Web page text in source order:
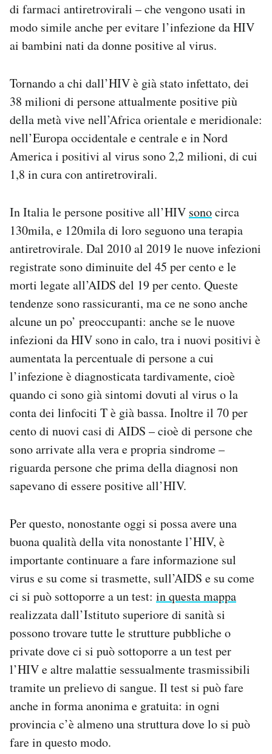
di farmaci antiretrovirali – che vengono usati in
modo simile anche per evitare l’infezione da HIV
ai bambini nati da donne positive al virus.
Tornando a chi dall’HIV è già stato infettato, dei
38 milioni di persone attualmente positive più
della metà vive nell’Africa orientale e meridionale:
nell’Europa occidentale e centrale e in Nord
America i positivi al virus sono 2,2 milioni, di cui
1,8 in cura con antiretrovirali.
In Italia le persone positive all’HIV sonocirca
130mila, e 120mila di loro seguono una terapia
antiretrovirale. Dal 2010 al 2019 le nuove infezioni
registrate sono diminuite del 45 per cento e le
morti legate all’AIDS del 19 per cento. Queste
tendenze sono rassicuranti, ma ce ne sono anche
alcune un po’ preoccupanti: anche se le nuove
infezioni da HIV sono in calo, tra i nuovi positivi è
aumentata la percentuale di persone a cui
l’infezione è diagnosticata tardivamente, cioè
quando ci sono già sintomi dovuti al virus o la
conta dei linfociti T è già bassa. Inoltre il 70 per
cento di nuovi casi di AIDS – cioè di persone che
sono arrivate alla vera e propria sindrome –
riguarda persone che prima della diagnosi non
sapevano di essere positive all’HIV.
Per questo, nonostante oggi si possa avere una
buona qualità della vita nonostante l’HIV, è
importante continuare a fare informazione sul
virus e su come si trasmette, sull’AIDS e su come
ci si può sottoporre a un test: in questa mappa
realizzata dall’Istituto superiore di sanità si
possono trovare tutte le strutture pubbliche o
private dove ci si può sottoporre a un test per
l’HIV e altre malattie sessualmente trasmissibili
tramite un prelievo di sangue. Il test si può fare
anche in forma anonima e gratuita: in ogni
provincia c’è almeno una struttura dove lo si può
fare in questo modo.